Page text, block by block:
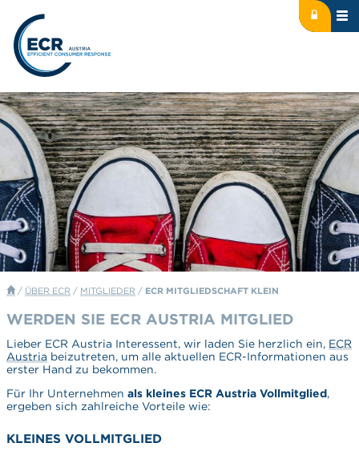
Logo: ECR Austria Icon:
/ ÜBER ECR/ MITGLIEDER/ ECR MITGLIEDSCHAFT KLEIN
WERDEN SIE ECR AUSTRIA MITGLIED
Lieber ECR Austria Interessent, wir laden Sie herzlich ein, ECR
Austriabeizutreten, um alle aktuellen ECR-Informationen aus
erster Hand zu bekommen.
Für Ihr Unternehmen als kleines ECR Austria Vollmitglied,
ergeben sich zahlreiche Vorteile wie:
KLEINES VOLLMITGLIED